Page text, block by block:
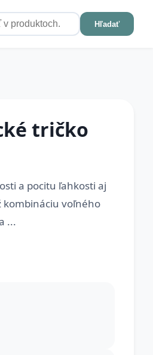
Hľadať
tričko
a pocitu ľahkosti aj
kombináciu voľného
...